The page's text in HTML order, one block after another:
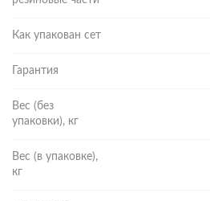
Как упакован сет
Гарантия
Вес (без
упаковки), кг
Вес (в упаковке),
кг